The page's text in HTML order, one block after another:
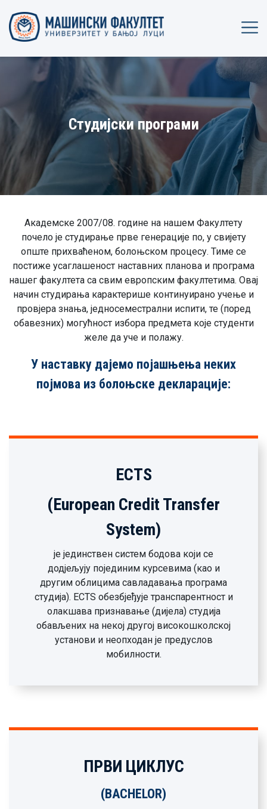
Студијски програми
Академске 2007/08. године на нашем Факултету
почело је студирање прве генерације по, у свијету
опште прихваћеном, болоњском процесу. Тиме се
постиже усаглашеност наставних планова и програма
нашег факултета са свим европским факултетима. Овај
начин студирања карактерише континуирано учење и
провјера знања, једносеместрални испити, те (поред
обавезних) могућност избора предмета које студенти
желе да уче и полажу.
У наставку дајемо појашњења неких
појмова из болоњске декларације:
ECTЅ
(European Credit Transfer
System)
је јединствен систем бодова који се
додјељују појединим курсевима (као и
другим облицима савладавања програма
студија). ECTЅ обезбјеђује транспарентност и
олакшава признавање (дијела) студија
обављених на некој другој високошколској
установи и неопходан је предуслов
мобилности.
ПРВИ ЦИКЛУС
(BACHELOR)